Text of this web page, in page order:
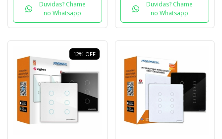
Duvidas? Chame
no Whatsapp
Duvidas? Chame
no Whatsapp
12% OFF